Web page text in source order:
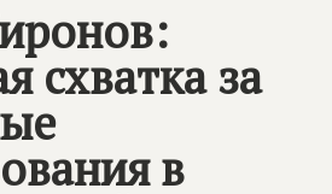
схватка за
в